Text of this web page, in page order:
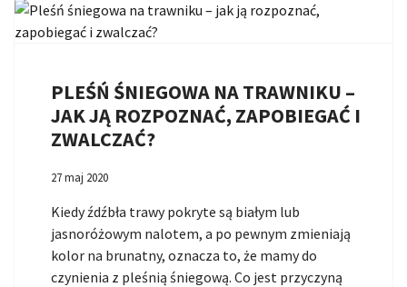
PLEŚŃ ŚNIEGOWA NA TRAWNIKU –
JAK JĄ ROZPOZNAĆ, ZAPOBIEGAĆ I
ZWALCZAĆ?
27 maj 2020
Kiedy źdźbła trawy pokryte są białym lub
jasnoróżowym nalotem, a po pewnym zmieniają
kolor na brunatny, oznacza to, że mamy do
czynienia z pleśnią śniegową. Co jest przyczyną